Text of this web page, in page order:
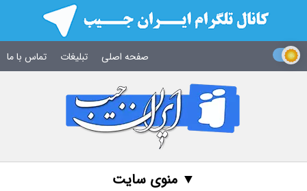
صفحه اصلی تبلیغات تماس با ما
▼ منوی سایت